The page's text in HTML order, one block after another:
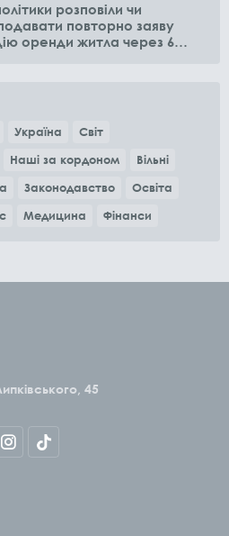
розповіли чи
повторно заяву
оренди житла через 6
Україна
Світ
Наші за кордоном
Вільні
Законодавство
Освіта
Медицина Фінанси
45